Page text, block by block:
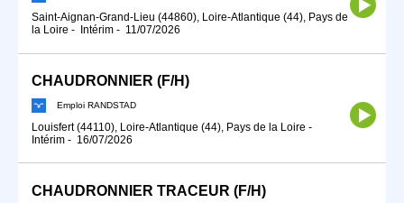
Saint-Aignan-Grand-Lieu (44860), Loire-Atlantique (44), Pays de
la Loire - Intérim - 11/07/2026
CHAUDRONNIER (F/H)
Emploi RANDSTAD
Louisfert (44110), Loire-Atlantique (44), Pays de la Loire -
Intérim - 16/07/2026
CHAUDRONNIER TRACEUR (F/H)